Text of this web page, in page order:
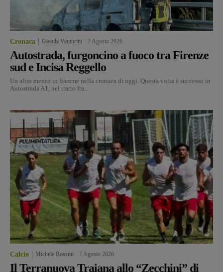
Cronaca Glenda Venturini 7 Agosto 2026
Autostrada, furgoncino a fuoco tra Firenze
sud e Incisa Reggello
Un altro mezzo in fiamme nella cronaca di oggi. Questa volta è successo in
Autostrada A1, nel tratto fra...
Calcio Michele Bossini 7 Agosto 2026
Il Terranuova Traiana allo “Zecchini” di